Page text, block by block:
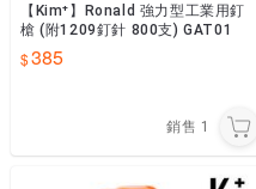
【Kim⁺】Ronald 強力型工業用釘
槍 (附1209釘針 800支) GAT01
385
銷售 1